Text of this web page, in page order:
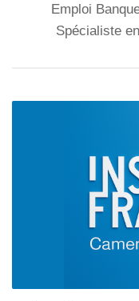
Emploi
Spécialiste